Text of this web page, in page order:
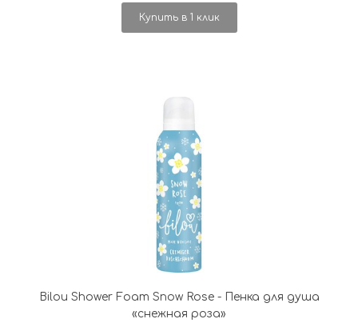
Купить в 1 клик
Bilou Shower Foam Snow Rose - Пенка для душа
«снежная роза»